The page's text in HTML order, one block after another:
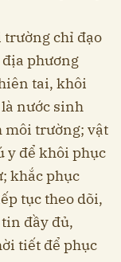
trường chỉ đạo
phương
tai, khôi
nước sinh
môi trường; vật
y để khôi phục
khắc phục
tục theo dõi,
đầy đủ,
tiết để phục